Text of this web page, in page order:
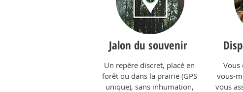
Jalon du souvenir
Un repère discret, placé en
forêt ou dans la prairie (GPS
unique), sans inhumation,
Vous
vous-
vous